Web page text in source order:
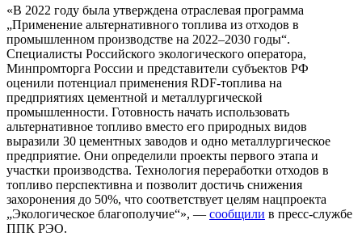
«В 2022 году была утверждена отраслевая программа
„Применение альтернативного топлива из отходов в
промышленном производстве на 2022–2030 годы“.
Специалисты Российского экологического оператора,
Минпромторга России и представители субъектов РФ
оценили потенциал применения RDF-топлива на
предприятиях цементной и металлургической
промышленности. Готовность начать использовать
альтернативное топливо вместо его природных видов
выразили 30 цементных заводов и одно металлургическое
предприятие. Они определили проекты первого этапа и
участки производства. Технология переработки отходов в
топливо перспективна и позволит достичь снижения
захоронения до 50%, что соответствует целям нацпроекта
„Экологическое благополучие“», — сообщили в пресс-службе
ППК РЭО.